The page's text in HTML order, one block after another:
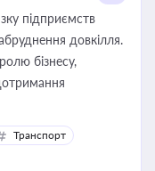
підприємств
довкілля.
бізнесу,
Транспорт